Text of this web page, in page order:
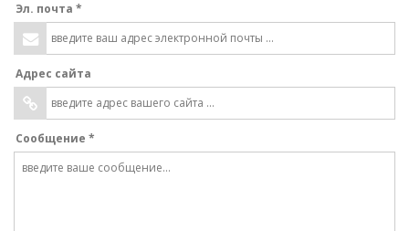
Эл. почта *
Адрес сайта
Сообщение *